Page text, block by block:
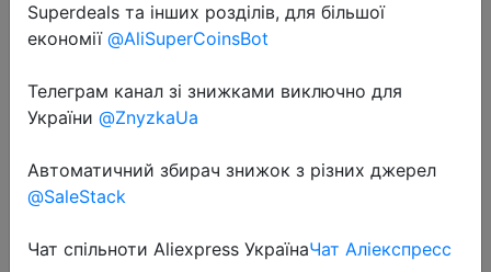
Перейти до магазину
Додаткова інформація відсутня.
Слідкуйте за знижками на мобільному, в телеграм
ZnyzhkaUA
Superdeals та інших розділів, для більшої
економії @AliSuperCoinsBot
Телеграм канал зі знижками виключно для
України @ZnyzkaUa
Автоматичний збирач знижок з різних джерел
@SaleStack
Чат спільноти Aliexpress УкраїнаЧат Аліекспресс